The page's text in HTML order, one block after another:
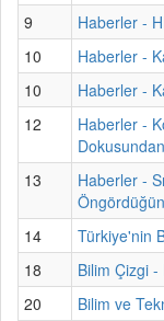
9
Haberler -
10
Haberler -
10
Haberler -
12
Haberler -
13
Haberler -
14
Türkiye'nin
18
Bilim Çizgi
20
Bilim ve